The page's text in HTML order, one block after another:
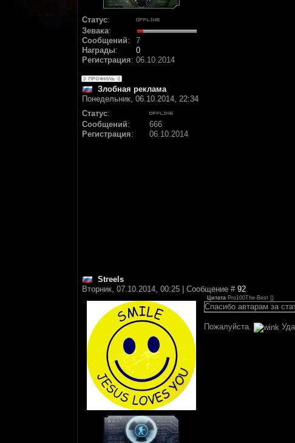
Статус:
Зевака:
Сообщений:
7
Награды:
0
Регистрация: 06.10.2014
Злобная реклама
Понедельник, 06.10.2014, 22:34
Статус:
Сообщений:
666
Регистрация: 06.10.2014
Streels
Вторник, 07.10.2014, 00:25 | Сообщение # 92
Цитата Pro100The-Best ()
Спасибо автарам за
Пожалуйста.